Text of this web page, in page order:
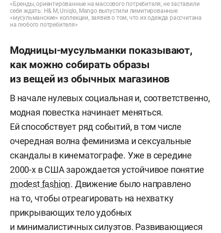
«Бренды, ориентированные на массового потребителя, не заставили
себя ждать: Н& М, Uniqlo, Mango выпустили лимитированные
«мусульманские» коллекции, заявив о том, что их одежда рассчитана
на любого потребителя»
Модницы-мусульманки показывают,
как можно собирать образы
из вещей из обычных магазинов
В начале нулевых социальная и, соответственно,
модная повестка начинает меняться.
Ей способствует ряд событий, в том числе
очередная волна феминизма и сексуальные
скандалы в кинематографе. Уже в середине
2000-х в США зарождается устойчивое понятие
modest fashion. Движение было направлено
на то, чтобы отреагировать на нехватку
прикрывающих тело удобных
и минималистичных силуэтов. Развивающиеся